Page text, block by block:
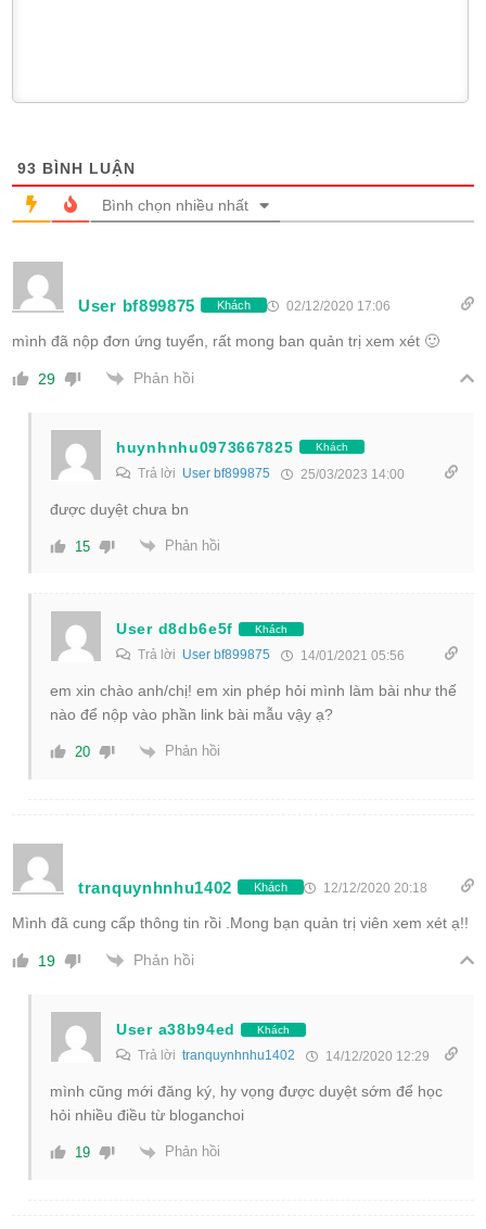
93 BÌNH LUẬN
Bình chọn nhiều nhất
User bf899875 Khách 02/12/2020 17:06
mình đã nộp đơn ứng tuyển, rất mong ban quản trị xem xét 🙂
29 Phản hồi
huynhnhu0973667825 Khách
Trả lời User bf899875 25/03/2023 14:00
được duyệt chưa bn
15 Phản hồi
User d8db6e5f Khách
Trả lời User bf899875 14/01/2021 05:56
em xin chào anh/chị! em xin phép hỏi mình làm bài như thế
nào để nộp vào phần link bài mẫu vậy ạ?
20 Phản hồi
tranquynhnhu1402 Khách 12/12/2020 20:18
Mình đã cung cấp thông tin rồi .Mong bạn quản trị viên xem xét ạ!!
19 Phản hồi
User a38b94ed Khách
Trả lời tranquynhnhu1402 14/12/2020 12:29
mình cũng mới đăng ký, hy vọng được duyệt sớm để học
hỏi nhiều điều từ bloganchoi
19 Phản hồi